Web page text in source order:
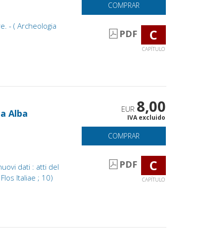
- ( Archeologia
COMPRAR
PDF C
CAPÍTULO
Alba
dati : atti del
Italiae ; 10)
EUR 8,00
IVA excluido
COMPRAR
PDF C
CAPÍTULO